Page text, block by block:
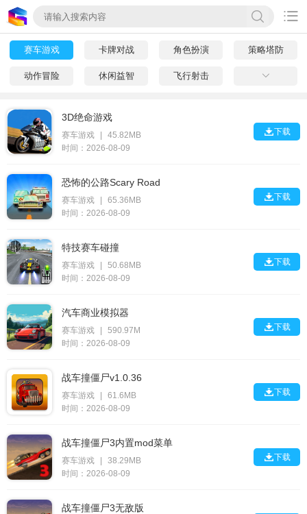

赛车游戏 卡牌对战 角色扮演 策略塔防
动作冒险 休闲益智 飞行射击 
3D绝命游戏
赛车游戏
45.82MB
时间：2026-08-09
下载
恐怖的公路Scary Road
赛车游戏
65.36MB
时间：2026-08-09
下载
特技赛车碰撞
赛车游戏
50.68MB
时间：2026-08-09
下载
汽车商业模拟器
赛车游戏
590.97M
时间：2026-08-09
下载
战车撞僵尸v1.0.36
赛车游戏
61.6MB
时间：2026-08-09
下载
战车撞僵尸3内置mod菜单
赛车游戏
38.29MB
时间：2026-08-09
下载
战车撞僵尸3无敌版